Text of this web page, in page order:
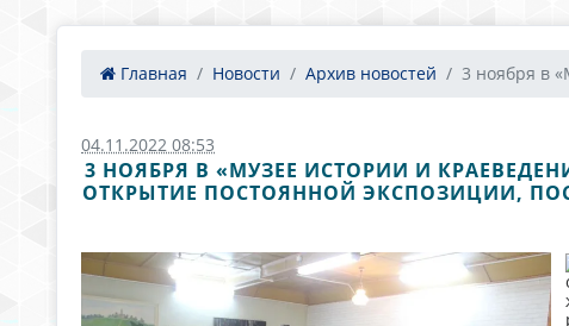
Главная Новости Архив новостей 3 ноября в
04.11.2022 08:53
3 НОЯБРЯ В «МУЗЕЕ ИСТОРИИ И
ОТКРЫТИЕ ПОСТОЯННОЙ ЭКСПОЗИЦИИ,